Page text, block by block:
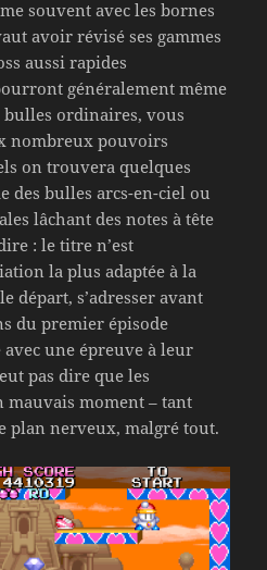
souvent avec les bornes
avoir révisé ses gammes
aussi rapides
généralement même
bulles ordinaires, vous
nombreux pouvoirs
on trouvera quelques
des bulles arcs-en-ciel ou
lâchant des notes à tête
: le titre n’est
la plus adaptée à la
départ, s’adresser avant
du premier épisode
une épreuve à leur
pas dire que les
mauvais moment – tant
plan nerveux, malgré tout.